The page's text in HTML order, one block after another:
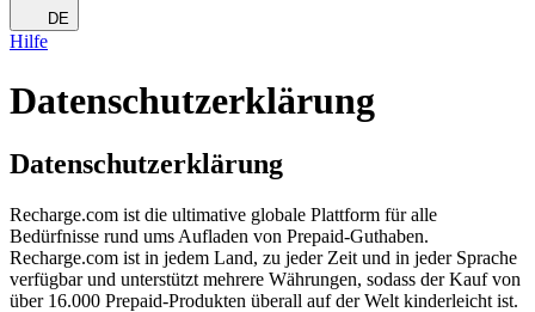
DE
Hilfe
Datenschutzerklärung
Datenschutzerklärung
Recharge.com ist die ultimative globale Plattform für alle
Bedürfnisse rund ums Aufladen von Prepaid-Guthaben.
Recharge.com ist in jedem Land, zu jeder Zeit und in jeder Sprache
verfügbar und unterstützt mehrere Währungen, sodass der Kauf von
über 16.000 Prepaid-Produkten überall auf der Welt kinderleicht ist.